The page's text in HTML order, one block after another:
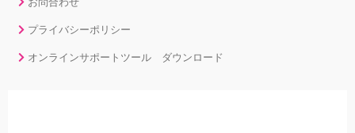
プライバシーポリシー
オンラインサポートツール ダウンロード